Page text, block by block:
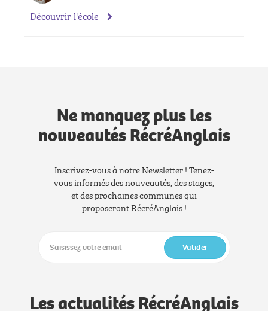
Découvrir l'école
Ne manquez plus les
nouveautés RécréAnglais
Inscrivez-vous à notre Newsletter ! Tenez-
vous informés des nouveautés, des stages,
et des prochaines communes qui
proposeront RécréAnglais !
Valider
Les actualités RécréAnglais